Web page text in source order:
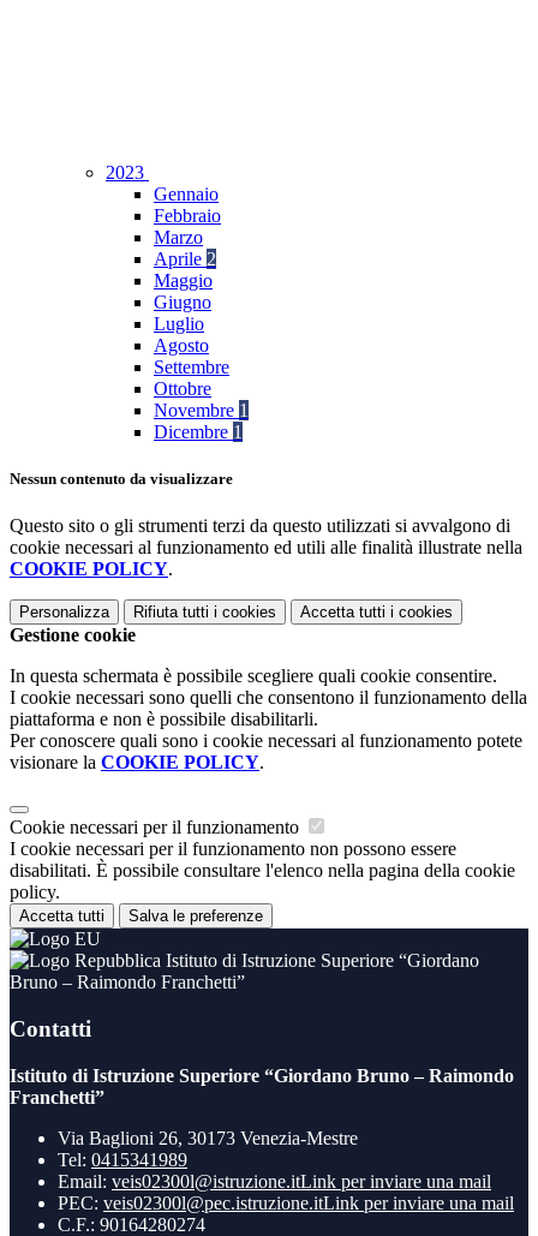
2023
Gennaio
Febbraio
Marzo
Aprile 2
Maggio
Giugno
Luglio
Agosto
Settembre
Ottobre
Novembre 1
Dicembre 1
Nessun contenuto da visualizzare
Questo sito o gli strumenti terzi da questo utilizzati si avvalgono di
cookie necessari al funzionamento ed utili alle finalità illustrate nella
COOKIE POLICY.
Personalizza Rifiuta tutti i cookies Accetta tutti i cookies
Gestione cookie
In questa schermata è possibile scegliere quali cookie consentire.
I cookie necessari sono quelli che consentono il funzionamento della
piattaforma e non è possibile disabilitarli.
Per conoscere quali sono i cookie necessari al funzionamento potete
visionare la COOKIE POLICY.
Cookie necessari per il funzionamento
I cookie necessari per il funzionamento non possono essere
disabilitati. È possibile consultare l'elenco nella pagina della cookie
policy.
Accetta tutti Salva le preferenze
Istituto di Istruzione Superiore “Giordano
Bruno – Raimondo Franchetti”
Contatti
Istituto di Istruzione Superiore “Giordano Bruno – Raimondo
Franchetti”
Via Baglioni 26, 30173 Venezia-Mestre
Tel: 0415341989
Email: veis02300l@istruzione.itLink per inviare una mail
PEC: veis02300l@pec.istruzione.itLink per inviare una mail
C.F.: 90164280274